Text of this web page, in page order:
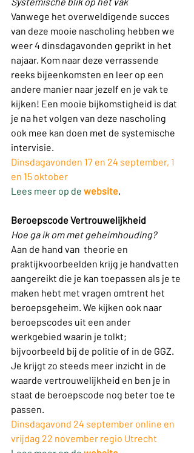
Vanwege het overweldigende succes
van deze mooie nascholing hebben we
weer 4 dinsdagavonden geprikt in het
najaar. Kom naar deze verrassende
reeks bijeenkomsten en leer op een
andere manier naar jezelf en je vak te
kijken! Een mooie bijkomstigheid is dat
je na het volgen van deze nascholing
ook mee kan doen met de systemische
intervisie.
Dinsdagavonden 17 en 24 september, 1
en 15 oktober
Lees meer op de website.
Beroepscode Vertrouwelijkheid
Hoe ga ik om met geheimhouding?
Aan de hand van  theorie en
praktijkvoorbeelden krijg je handvatten
aangereikt die je kan toepassen als je te
maken hebt met vragen omtrent het
beroepsgeheim. We kijken ook naar
beroepscodes uit een ander
werkgebied waarin je tolkt;
bijvoorbeeld bij de politie of in de GGZ.
Je krijgt zo steeds meer inzicht in de
waarde vertrouwelijkheid en ben je in
staat de beroepscode nog beter toe te
passen.
Dinsdagavond 24 september online en
vrijdag 22 november regio Utrecht